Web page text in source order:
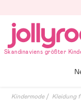
innehållet
Skandinaviens größter
Kindermode Kleidung